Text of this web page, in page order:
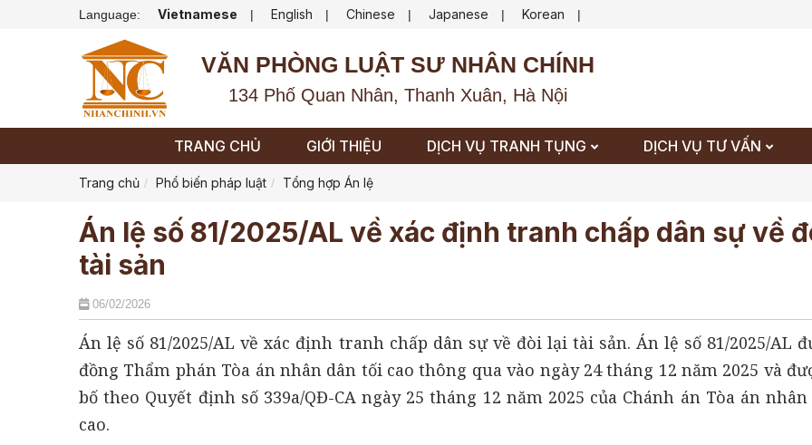
Language: Vietnamese | English | Chinese | Japanese | Korean |
VĂN PHÒNG LUẬT SƯ NHÂN CHÍNH
134 Phố Quan Nhân, Thanh Xuân, Hà Nội
TRANG CHỦ GIỚI THIỆU DỊCH VỤ TRANH TỤNG DỊCH VỤ TƯ VẤN
Trang chủ Phổ biến pháp luật Tổng hợp Án lệ
Án lệ số 81/2025/AL về xác định tranh chấp dân sự về
tài sản
06/02/2026
Án lệ số 81/2025/AL về xác định tranh chấp dân sự về đòi lại tài sản. Án lệ số 81/2025/AL
đồng Thẩm phán Tòa án nhân dân tối cao thông qua vào ngày 24 tháng 12 năm 2025 và
bố theo Quyết định số 339a/QĐ-CA ngày 25 tháng 12 năm 2025 của Chánh án Tòa án
cao.